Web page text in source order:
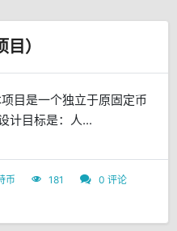
）
目是一个独立于原固定币
计目标是：人...
币 181
0 评论